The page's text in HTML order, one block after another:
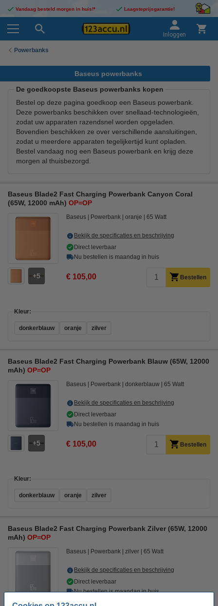
Vandaag besteld morgen in huis!* Laagsteprijsgarantie!
Inloggen
Powerbanks
Baseus powerbanks
De goedkoopste Baseus powerbanks kopen
Bestel op deze pagina goedkoop een Baseus powerbank.
Deze powerbanks beschikken over snellaad-technologieën,
zodat uw apparaten razendsnel worden opgeladen.
Bovendien beschikken ze over verschillende aansluitingen,
zodat u meerdere apparaten tegelijkertijd kunt opladen.
Bestel vandaag nog een Baseus powerbank en krijg deze
morgen al thuisbezorgd.
Baseus Blade2 Fast Charging Powerbank Canyon Coral
(65W, 12000 mAh) OP=OP
5
Baseus Powerbank oranje 65 Watt
Bekijk de specificaties en beschrijving
Direct leverbaar
Nu bestellen is maandag in huis
€ 105,00 Bestellen
Kleur:
donkerblauw oranje zilver
Baseus Blade2 Fast Charging Powerbank Blauw (65W, 12000
mAh) OP=OP
5
Baseus Powerbank donkerblauw 65 Watt
Bekijk de specificaties en beschrijving
Direct leverbaar
Nu bestellen is maandag in huis
€ 105,00 Bestellen
Kleur:
donkerblauw oranje zilver
Baseus Blade2 Fast Charging Powerbank Zilver (65W, 12000
mAh) OP=OP
Baseus Powerbank zilver 65 Watt
Bekijk de specificaties en beschrijving
Direct leverbaar
Nu bestellen is maandag in huis